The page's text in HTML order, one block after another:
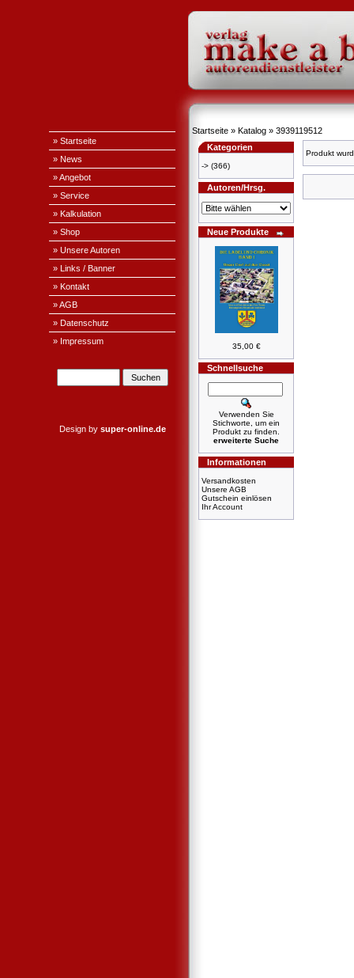
» Startseite
» News
» Angebot
» Service
» Kalkulation
» Shop
» Unsere Autoren
» Links / Banner
» Kontakt
» AGB
» Datenschutz
» Impressum
Design by super-online.de
Startseite » Katalog » 3939119512
Kategorien
-> (366)
Autoren/Hrsg.
Neue Produkte
35,00 €
Schnellsuche
Verwenden Sie
Stichworte, um ein
Produkt zu finden.
erweiterte Suche
Informationen
Versandkosten
Unsere AGB
Gutschein einlösen
Ihr Account
Produkt